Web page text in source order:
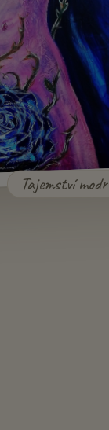
Tajemství